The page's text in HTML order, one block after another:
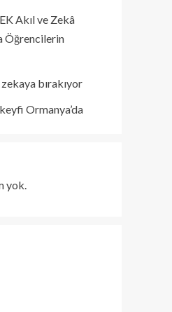
Akıl ve Zekâ
Öğrencilerin
bırakıyor
Ormanya’da
yok.